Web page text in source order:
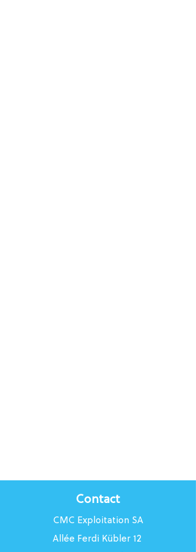
Contact
CMC Exploitation SA
Allée Ferdi Kübler 12